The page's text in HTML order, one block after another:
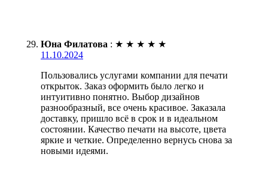
Юна Филатова : ★ ★ ★ ★ ★
11.10.2024
Пользовались услугами компании для печати
открыток. Заказ оформить было легко и
интуитивно понятно. Выбор дизайнов
разнообразный, все очень красивое. Заказала
доставку, пришло всё в срок и в идеальном
состоянии. Качество печати на высоте, цвета
яркие и четкие. Определенно вернусь снова за
новыми идеями.